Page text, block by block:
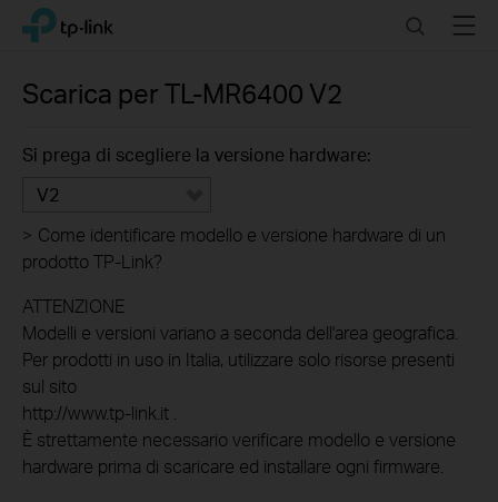
Click
navigation
TP-Link, Reliably Smart SearchMenu
Scarica perTL-MR6400 V2
Si prega di scegliere la versione hardware:
V2
> Come identificare modello e versione hardware di un
prodotto TP-Link?
ATTENZIONE
Modelli e versioni variano a seconda dell'area geografica.
Per prodotti in uso in Italia, utilizzare solo risorse presenti
sul sito
http://www.tp-link.it .
È strettamente necessario verificare modello e versione
hardware prima di scaricare ed installare ogni firmware.